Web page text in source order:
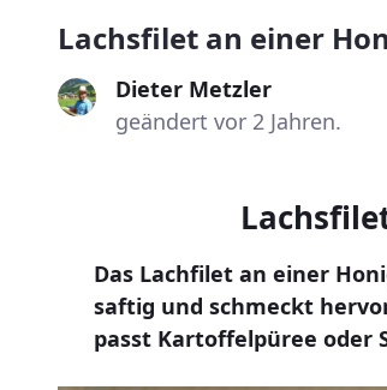
Lachsfilet an einer
Dieter Metzler
geändert vor 2 Jahren.
Das Lachfilet an einer
saftig und schmeckt
passt Kartoffelpüree oder